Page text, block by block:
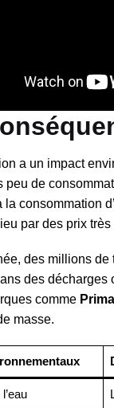
a un impact
peu de
la consommation
par des prix très
des millions de
des
comme
masse.